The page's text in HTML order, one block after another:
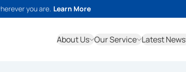
you are. Learn More
About Us Our Service Latest News